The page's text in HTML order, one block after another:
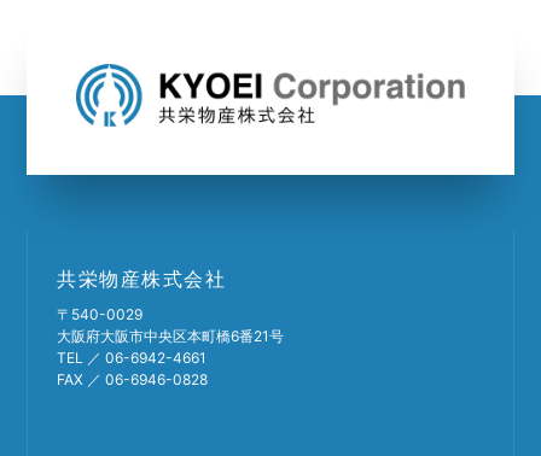
共栄物産株式会社
〒540-0029
大阪府大阪市中央区本町橋6番21号
TEL ／ 06-6942-4661
FAX ／ 06-6946-0828